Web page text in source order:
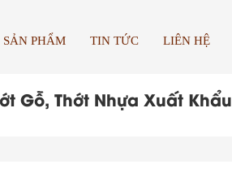
SẢN PHẨM TIN TỨC LIÊN HỆ
Gỗ, Thớt Nhựa Xuất Khẩu